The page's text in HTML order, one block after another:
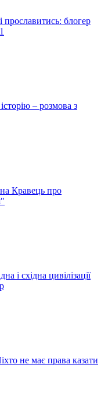
прославитись: блогер
– розмова з
Кравець про
і східна цивілізації
не має права казати